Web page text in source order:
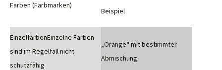
Farben (Farbmarken)
Beispiel
EinzelfarbenEinzelne Farben
sind im Regelfall nicht
schutzfähig
„Orange“ mit bestimmter
Abmischung